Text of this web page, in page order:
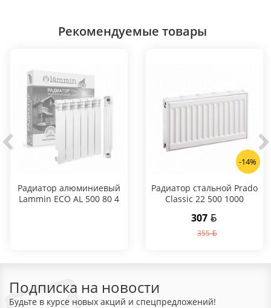
Рекомендуемые товары
Радиатор алюминиевый
Lammin ECO AL 500 80 4
-14%
Радиатор стальной Prado
Classic 22 500 1000
307
355
Подписка на новости
Будьте в курсе новых акций и спецпредложений!